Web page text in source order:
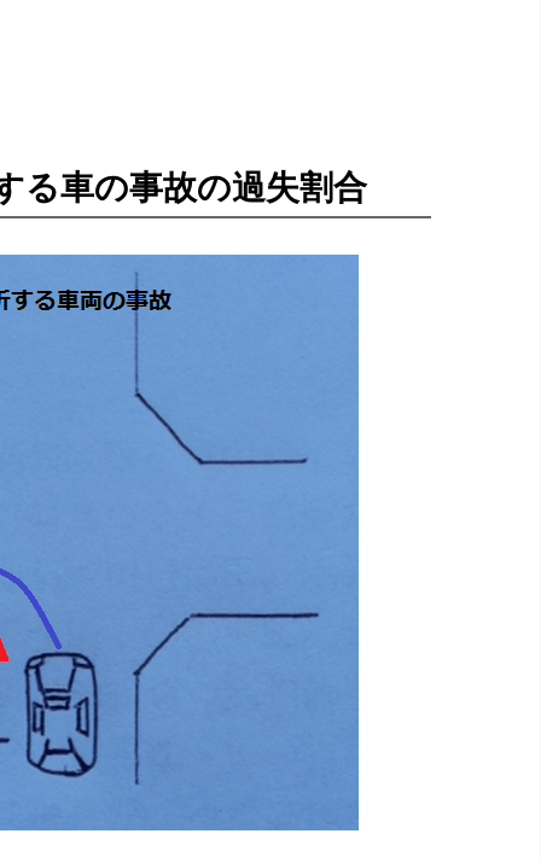
る車の事故の過失割合